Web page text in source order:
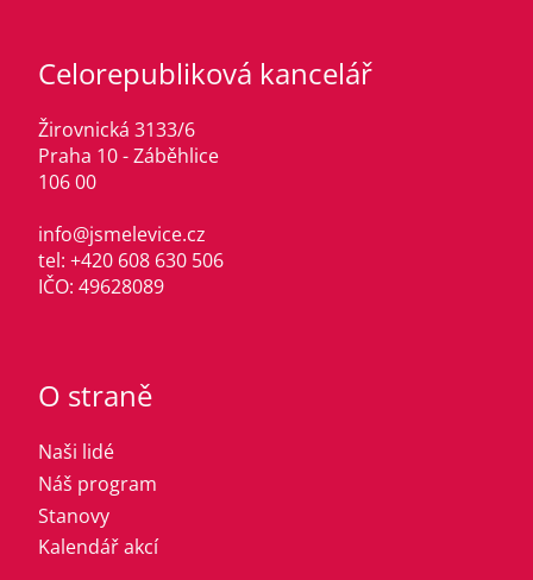
Celorepubliková kancelář
Žirovnická 3133/6
Praha 10 - Záběhlice
106 00
info@jsmelevice.cz
tel: +420 608 630 506
IČO: 49628089
O straně
Naši lidé
Náš program
Stanovy
Kalendář akcí